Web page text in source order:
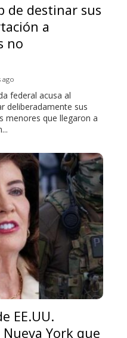
de destinar sus
a
no
ago
federal acusa al
deliberadamente sus
menores que llegaron a
EE.UU.
York que